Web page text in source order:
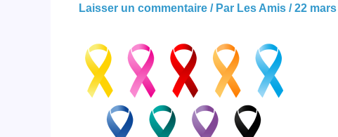
Laisser un commentaire / Par Les Amis /22